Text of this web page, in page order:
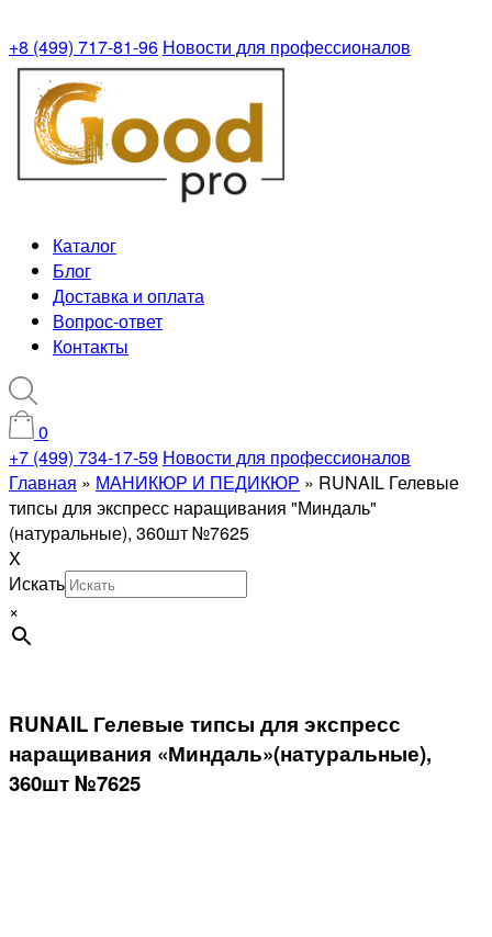
+8 (499) 717-81-96 Новости для профессионалов
Каталог
Блог
Доставка и оплата
Вопрос-ответ
Контакты
0
+7 (499) 734-17-59 Новости для профессионалов
Главная » МАНИКЮР И ПЕДИКЮР » RUNAIL Гелевые
типсы для экспресс наращивания "Миндаль"
(натуральные), 360шт №7625
X
Искать
×
RUNAIL Гелевые типсы для экспресс
наращивания «Миндаль»(натуральные),
360шт №7625